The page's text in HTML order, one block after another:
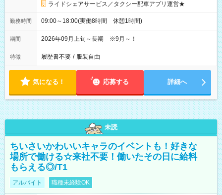
ライドシェアサービス／タクシー配車アプリ運営★
勤務時間 09:00～18:00(実働8時間 休憩1時間)
期間 2026年09月上旬～長期 ※9月～！
特徴 履歴書不要 / 服装自由
気になる！ 応募する 詳細へ
未読
ちいさいかわいいキャラのイベントも！好きな
場所で働ける☆来社不要！働いたその日に給料
もらえる◎/T1
アルバイト 職種未経験OK